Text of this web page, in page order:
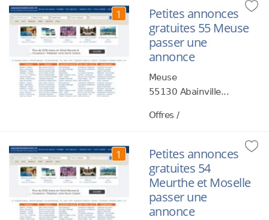
1
Petites annonces
gratuites 55 Meuse
passer une
annonce
Meuse
55130 Abainville...
Offres /
1
Petites annonces
gratuites 54
Meurthe et Moselle
passer une
annonce